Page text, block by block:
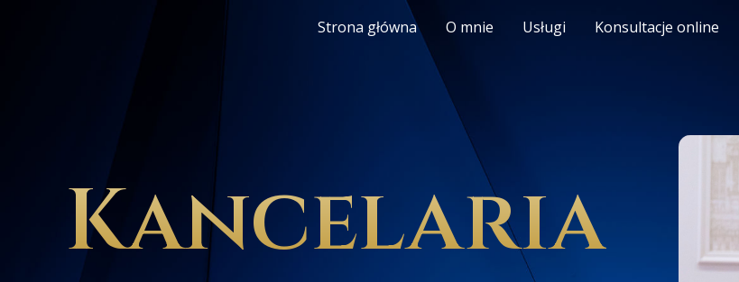
Strona główna O mnie Usługi Konsultacje online
Kancelaria